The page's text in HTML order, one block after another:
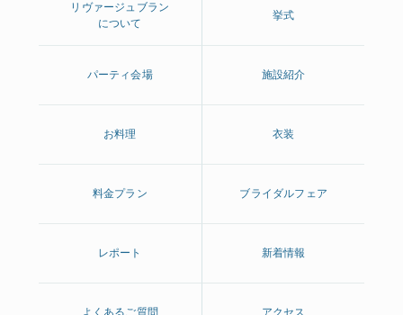
場合、当Webサイト、またはWebサイトにおけるサービスを
データマネジメントプラットフォーム「IM-DMP」を活用し
Web閲覧履歴や行動履歴等を収集、蓄積しており、その閲覧
履歴、行動履歴等には当Webサイト以外のDMP事業者が提携
当社は、「Cookieについて」に上述する目的のためにDMP事
業者が閲覧履歴、行動履歴等から推計したお客様の興味・関
リヴァージュブラン
について
挙式
パーティ会場 施設紹介
お料理 衣装
料金プラン ブライダルフェア
レポート 新着情報
よくあるご質問 アクセス